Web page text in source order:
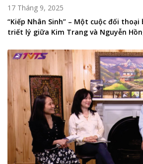
17 Tháng 9, 2025
“Kiếp Nhân Sinh” – Một cuộc đối thoại
triết lý giữa Kim Trang và Nguyễn